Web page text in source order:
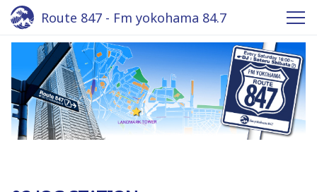
Route 847 - Fm yokohama 84.7